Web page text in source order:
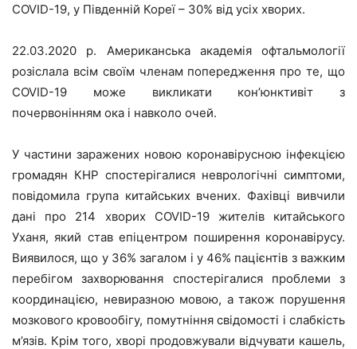
COVID-19, у Південній Кореї – 30% від усіх хворих.
22.03.2020 р. Американська академія офтальмології
розіслала всім своїм членам попередження про те, що
COVID-19 може викликати кон’юнктивіт з
почервонінням ока і навколо очей.
У частини заражених новою коронавірусною інфекцією
громадян КНР спостерігалися неврологічні симптоми,
повідомила група китайських вчених. Фахівці вивчили
дані про 214 хворих COVID-19 жителів китайського
Уханя, який став епіцентром поширення коронавірусу.
Виявилося, що у 36% загалом і у 46% пацієнтів з важким
перебігом захворювання спостерігалися проблеми з
координацією, невиразною мовою, а також порушення
мозкового кровообігу, помутніння свідомості і слабкість
м’язів. Крім того, хворі продовжували відчувати кашель,